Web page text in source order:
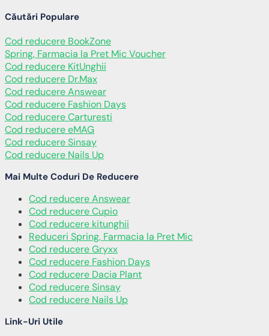
Căutări Populare
Cod reducere BookZone
Spring, Farmacia la Pret Mic Voucher
Cod reducere KitUnghii
Cod reducere Dr.Max
Cod reducere Answear
Cod reducere Fashion Days
Cod reducere Carturesti
Cod reducere eMAG
Cod reducere Sinsay
Cod reducere Nails Up
Mai Multe Coduri De Reducere
Cod reducere Answear
Cod reducere Cupio
Cod reducere kitunghii
Reduceri Spring, Farmacia la Pret Mic
Cod reducere Gryxx
Cod reducere Fashion Days
Cod reducere Dacia Plant
Cod reducere Sinsay
Cod reducere Nails Up
Link-Uri Utile